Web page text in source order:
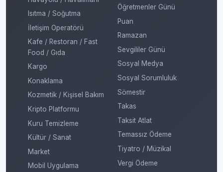
Isıtma / Soğutma
İletişim Operatörü
Kafe / Restoran / Fast
Food / Gıda
Kargo
Konaklama
Kozmetik / Kişisel Bakım
Kripto Platformu
Kuru Temizleme
Kültür / Sanat
Market
Mobil Uygulama
Öğretmenler Günü
Puan
Ramazan
Sevgililer Günü
Sosyal Medya
Sosyal Sorumluluk
Sömestir
Takas
Taksit Atlat
Temassız Ödeme
Tiyatro / Müzikal
Vergi Ödeme